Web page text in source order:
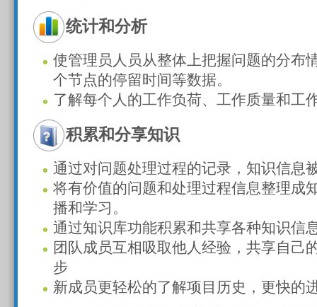
统计和分析
使管理员人员从整体上把握问题的分布
个节点的停留时间等数据。
了解每个人的工作负荷、工作质量和工
积累和分享知识
通过对问题处理过程的记录，知识信息
将有价值的问题和处理过程信息整理成
播和学习。
通过知识库功能积累和共享各种知识信
团队成员互相吸取他人经验，共享自己
步
新成员更轻松的了解项目历史，更快的